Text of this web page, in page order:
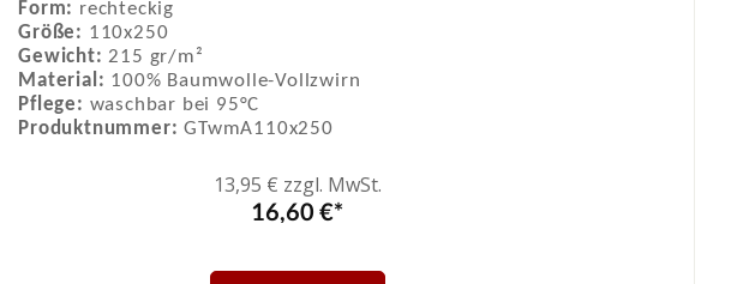
Form: rechteckig
Größe: 110x250
Gewicht:215 gr/m²
Material: 100% Baumwolle-Vollzwirn
Pflege: waschbar bei 95°C
Produktnummer:GTwmA110x250
13,95 € zzgl. MwSt.
16,60 €*